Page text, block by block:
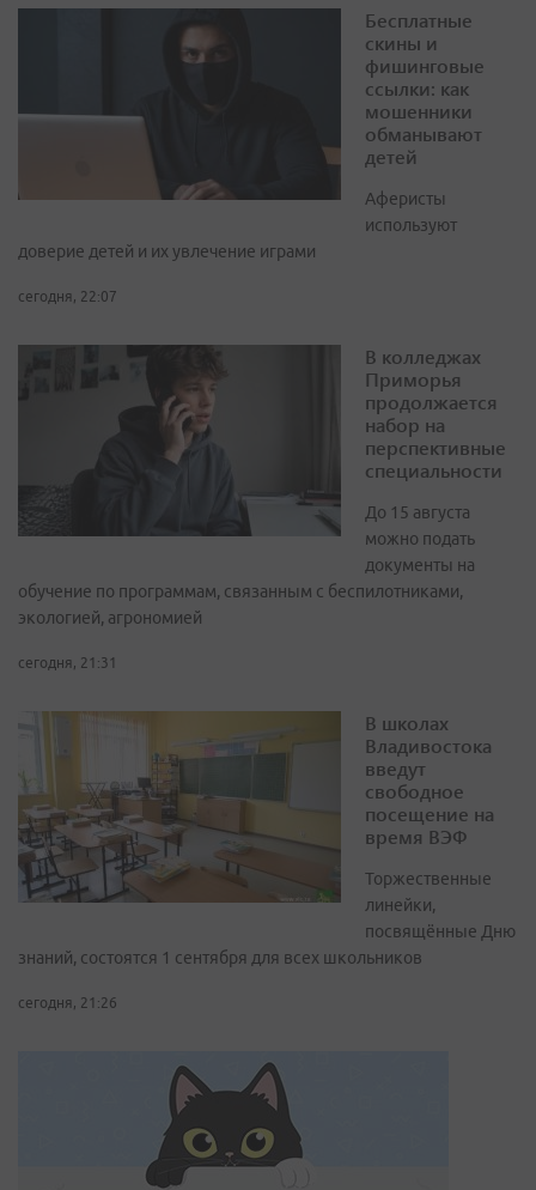
Бесплатные
скины и
фишинговые
ссылки: как
мошенники
обманывают
детей
Аферисты
используют
доверие детей и их увлечение играми
сегодня, 22:07
В колледжах
Приморья
продолжается
набор на
перспективные
специальности
До 15 августа
можно подать
документы на
обучение по программам, связанным с беспилотниками,
экологией, агрономией
сегодня, 21:31
В школах
Владивостока
введут
свободное
посещение на
время ВЭФ
Торжественные
линейки,
посвящённые Дню
знаний, состоятся 1 сентября для всех школьников
сегодня, 21:26